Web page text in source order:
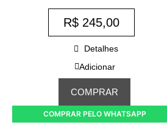
R$ 245,00
Detalhes
Adicionar
COMPRAR
COMPRAR PELO WHATSAPP